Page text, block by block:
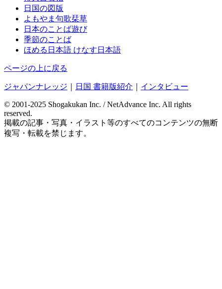
日国の図版
よもやま句歌栞草
日本のことば遊び
季節のことば
ほめる日本語 けなす日本語
ページの上に戻る
ジャパンナレッジ 日国 書籍版紹介 インタビュー
© 2001-2025 Shogakukan Inc. / NetAdvance Inc. All rights
reserved.
掲載の記事・写真・イラスト等のすべてのコンテンツの無断
複写・転載を禁じます。